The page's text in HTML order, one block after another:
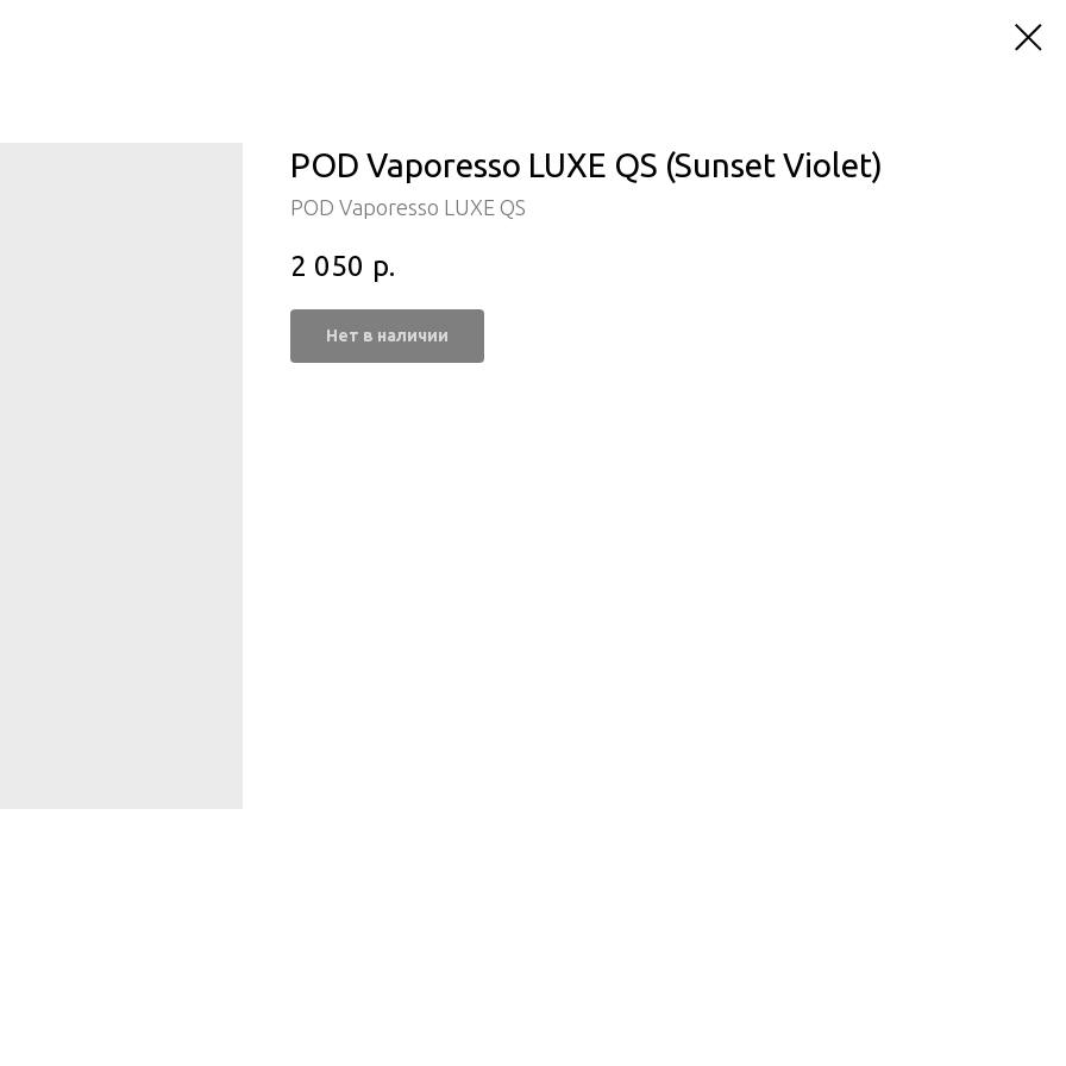
POD Vaporesso LUXE QS (Sunset Violet)
POD Vaporesso LUXE QS
2 050 р.
Нет в наличии